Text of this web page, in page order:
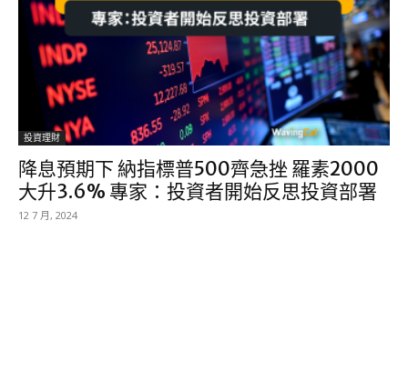
投資理財
降息預期下 納指標普500齊急挫 羅素2000
大升3.6% 專家：投資者開始反思投資部署
12 7 月, 2024